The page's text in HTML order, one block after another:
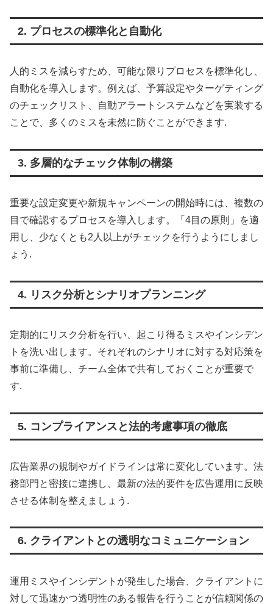
2. プロセスの標準化と自動化
人的ミスを減らすため、可能な限りプロセスを標準化し、
自動化を導入します。例えば、予算設定やターゲティング
のチェックリスト、自動アラートシステムなどを実装する
ことで、多くのミスを未然に防ぐことができます.
3. 多層的なチェック体制の構築
重要な設定変更や新規キャンペーンの開始時には、複数の
目で確認するプロセスを導入します。「4目の原則」を適
用し、少なくとも2人以上がチェックを行うようにしまし
ょう .
4. リスク分析とシナリオプランニング
定期的にリスク分析を行い、起こり得るミスやインシデン
トを洗い出します。それぞれのシナリオに対する対応策を
事前に準備し、チーム全体で共有しておくことが重要で
す.
5. コンプライアンスと法的考慮事項の徹底
広告業界の規制やガイドラインは常に変化しています。法
務部門と密接に連携し、最新の法的要件を広告運用に反映
させる体制を整えましょう .
6. クライアントとの透明なコミュニケーション
運用ミスやインシデントが発生した場合、クライアントに
対して迅速かつ透明性のある報告を行うことが信頼関係の